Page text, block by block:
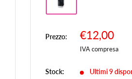
Prezzo:
Prezzo
scontato
€12,00
IVA compresa
Stock: Ultimi 9